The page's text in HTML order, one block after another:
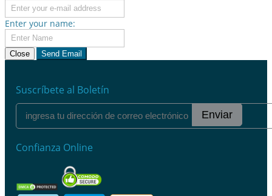
Enter your name:
Close Send Email
Suscríbete al Boletín
Enviar
Confianza Online